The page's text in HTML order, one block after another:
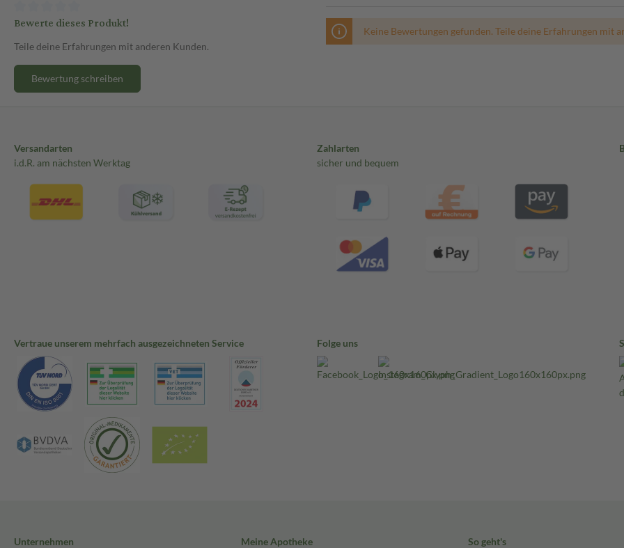
Bewerte dieses Produkt!
Teile deine Erfahrungen mit anderen Kunden.
Bewertung schreiben
Keine Bewertungen gefunden. Teile deine Erfahrungen mit
Versandarten
i.d.R. am nächsten Werktag
Zahlarten
sicher und bequem
Vertraue unserem mehrfach ausgezeichneten Service Folge uns
Unternehmen
Meine Apotheke
So geht's